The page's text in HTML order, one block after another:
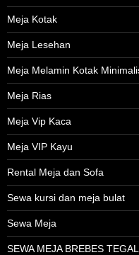
Meja Kotak
Meja Lesehan
Meja Melamin Kotak
Meja Rias
Meja Vip Kaca
Meja VIP Kayu
Rental Meja dan Sofa
Sewa kursi dan meja bulat
Sewa Meja
SEWA MEJA BREBES